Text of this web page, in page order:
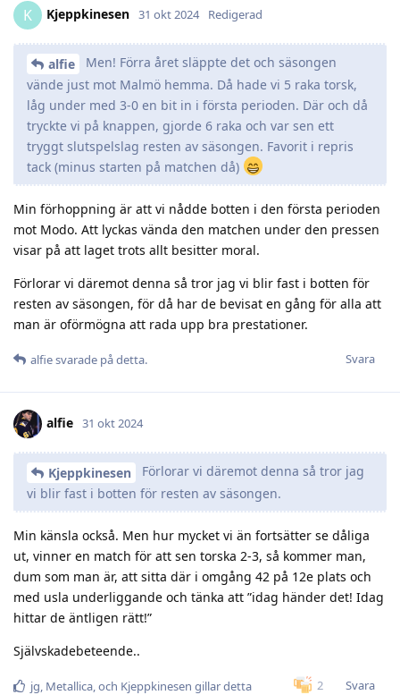
K Kjeppkinesen 31 okt 2024 Redigerad
alfie
Men! Förra året släppte det och säsongen
vände just mot Malmö hemma. Då hade vi 5 raka torsk,
låg under med 3-0 en bit in i första perioden. Där och då
tryckte vi på knappen, gjorde 6 raka och var sen ett
tryggt slutspelslag resten av säsongen. Favorit i repris
tack (minus starten på matchen då)
Min förhoppning är att vi nådde botten i den första perioden
mot Modo. Att lyckas vända den matchen under den pressen
visar på att laget trots allt besitter moral.
Förlorar vi däremot denna så tror jag vi blir fast i botten för
resten av säsongen, för då har de bevisat en gång för alla att
man är oförmögna att rada upp bra prestationer.
Svara
alfiesvarade på detta.
alfie 31 okt 2024
Kjeppkinesen
Förlorar vi däremot denna så tror jag
vi blir fast i botten för resten av säsongen.
Min känsla också. Men hur mycket vi än fortsätter se dåliga
ut, vinner en match för att sen torska 2-3, så kommer man,
dum som man är, att sitta där i omgång 42 på 12e plats och
med usla underliggande och tänka att ”idag händer det! Idag
hittar de äntligen rätt!”
Självskadebeteende..
2 Svara
jg, Metallica, och Kjeppkinesen gillar detta